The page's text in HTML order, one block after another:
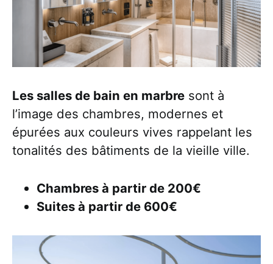
Les salles de bain en marbre sont à
l’image des chambres, modernes et
épurées aux couleurs vives rappelant les
tonalités des bâtiments de la vieille ville.
Chambres à partir de 200€
Suites à partir de 600€